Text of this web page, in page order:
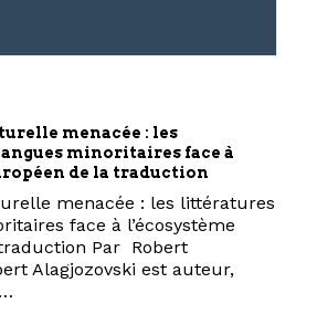
menacée : les
minoritaires face à
de la traduction
menacée : les littératures
face à l’écosystème
Par Robert
Alagjozovski est auteur,